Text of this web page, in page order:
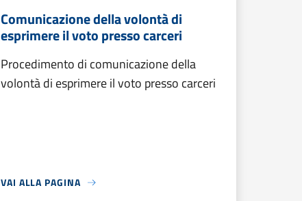
Comunicazione della volontà di
esprimere il voto presso carceri
Procedimento di comunicazione della
volontà di esprimere il voto presso carceri
VAI ALLA PAGINA